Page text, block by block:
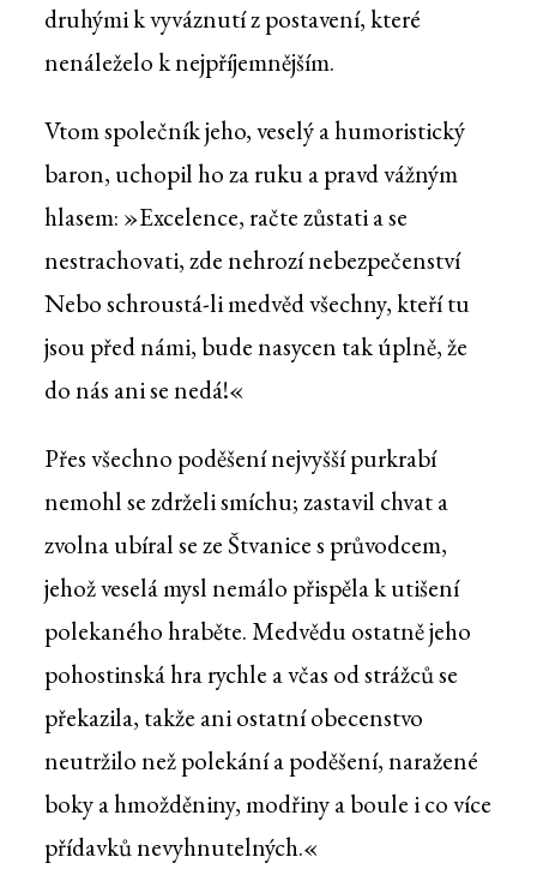
druhými k vyváznutí z postavení, které
nenáleželo k nejpříjemnějším.
Vtom společník jeho, veselý a humoristický
baron, uchopil ho za ruku a pravd vážným
hlasem: »Excelence, račte zůstati a se
nestrachovati, zde nehrozí nebezpečenství
Nebo schroustá-li medvěd všechny, kteří tu
jsou před námi, bude nasycen tak úplně, že
do nás ani se nedá!«
Přes všechno poděšení nejvyšší purkrabí
nemohl se zdrželi smíchu; zastavil chvat a
zvolna ubíral se ze Štvanice s průvodcem,
jehož veselá mysl nemálo přispěla k utišení
polekaného hraběte. Medvědu ostatně jeho
pohostinská hra rychle a včas od strážců se
překazila, takže ani ostatní obecenstvo
neutržilo než polekání a poděšení, naražené
boky a hmožděniny, modřiny a boule i co více
přídavků nevyhnutelných.«